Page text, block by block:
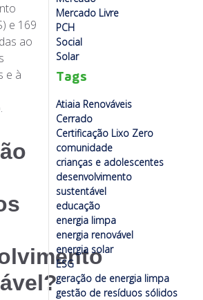
e 169
ao
e à
Mercado Livre
PCH
Social
Solar
Tags
Atiaia Renováveis
Cerrado
Certificação Lixo Zero
comunidade
crianças e adolescentes
desenvolvimento
sustentável
educação
energia limpa
energia renovável
energia solar
ESG
geração de energia limpa
gestão de resíduos sólidos